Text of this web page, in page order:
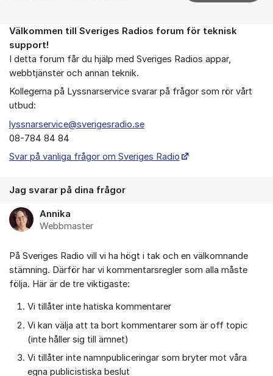
Om forumet
Välkommen till Sveriges Radios forum för teknisk
support!
I detta forum får du hjälp med Sveriges Radios appar,
webbtjänster och annan teknik.
Kollegerna på Lyssnarservice svarar på frågor som rör vårt
utbud:
lyssnarservice@sverigesradio.se
08-784 84 84
Svar på vanliga frågor om Sveriges Radio
Jag svarar på dina frågor
Annika
Webbmaster
På Sveriges Radio vill vi ha högt i tak och en välkomnande
stämning. Därför har vi kommentarsregler som alla måste
följa. Här är de tre viktigaste:
Vi tillåter inte hatiska kommentarer
Vi kan välja att ta bort kommentarer som är off topic
(inte håller sig till ämnet)
Vi tillåter inte namnpubliceringar som bryter mot våra
egna publicistiska beslut